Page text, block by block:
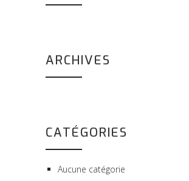
ARCHIVES
CATÉGORIES
Aucune catégorie